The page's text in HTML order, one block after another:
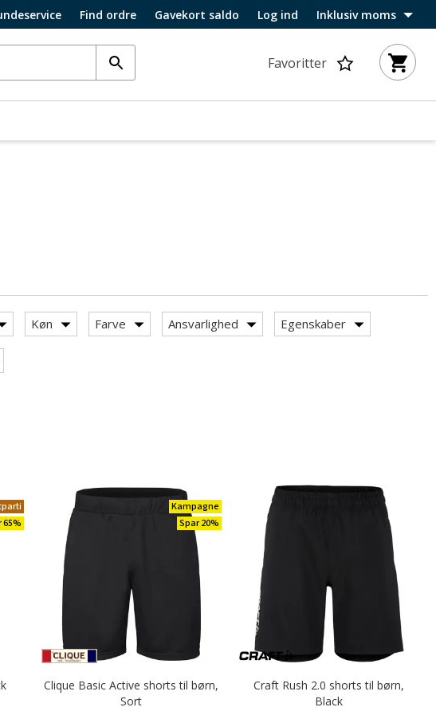
Find ordre Gavekort saldo Log ind Inklusiv moms
Favoritter
Køn Farve Ansvarlighed Egenskaber
65%
Kampagne
Spar 20%
Clique Basic Active shorts til børn,
Sort
Craft Rush 2.0 shorts til børn,
Black